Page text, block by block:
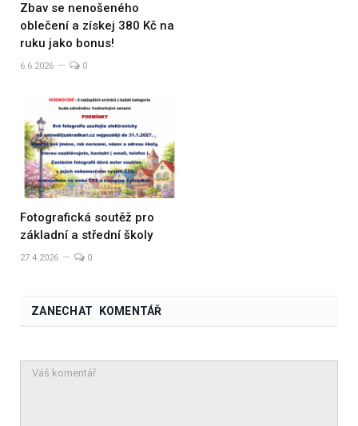
Zbav se nenošeného
oblečení a získej 380 Kč na
ruku jako bonus!
6.6.2026 0
Fotografická soutěž pro
základní a střední školy
27.4.2026 0
ZANECHAT KOMENTÁŘ